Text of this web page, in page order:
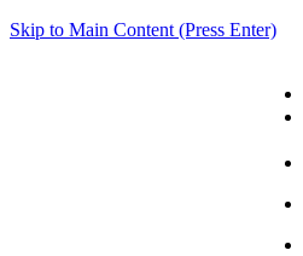
Skip to Main Content (Press Enter)